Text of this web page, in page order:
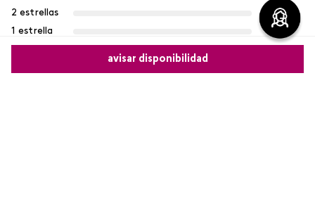
avisar disponibilidad
2 estrellas
0%
1 estrella
0%